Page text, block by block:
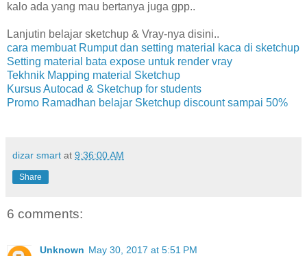
kalo ada yang mau bertanya juga gpp..
Lanjutin belajar sketchup & Vray-nya disini..
cara membuat Rumput dan setting material kaca di sketchup
Setting material bata expose untuk render vray
Tekhnik Mapping material Sketchup
Kursus Autocad & Sketchup for students
Promo Ramadhan belajar Sketchup discount sampai 50%
dizar smart at 9:36:00 AM
Share
6 comments:
Unknown May 30, 2017 at 5:51 PM